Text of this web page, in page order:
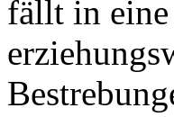
fällt in